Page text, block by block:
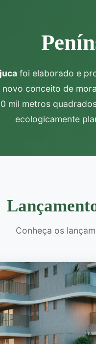
foi elaborado e
conceito de
mil metros
ecologicamente
Conheça os